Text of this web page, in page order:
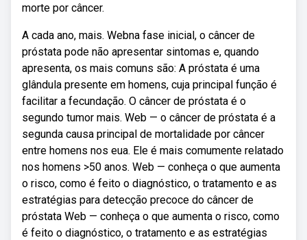
morte por câncer.
A cada ano, mais. Webna fase inicial, o câncer de
próstata pode não apresentar sintomas e, quando
apresenta, os mais comuns são: A próstata é uma
glândula presente em homens, cuja principal função é
facilitar a fecundação. O câncer de próstata é o
segundo tumor mais. Web — o câncer de próstata é a
segunda causa principal de mortalidade por câncer
entre homens nos eua. Ele é mais comumente relatado
nos homens >50 anos. Web — conheça o que aumenta
o risco, como é feito o diagnóstico, o tratamento e as
estratégias para detecção precoce do câncer de
próstata Web — conheça o que aumenta o risco, como
é feito o diagnóstico, o tratamento e as estratégias